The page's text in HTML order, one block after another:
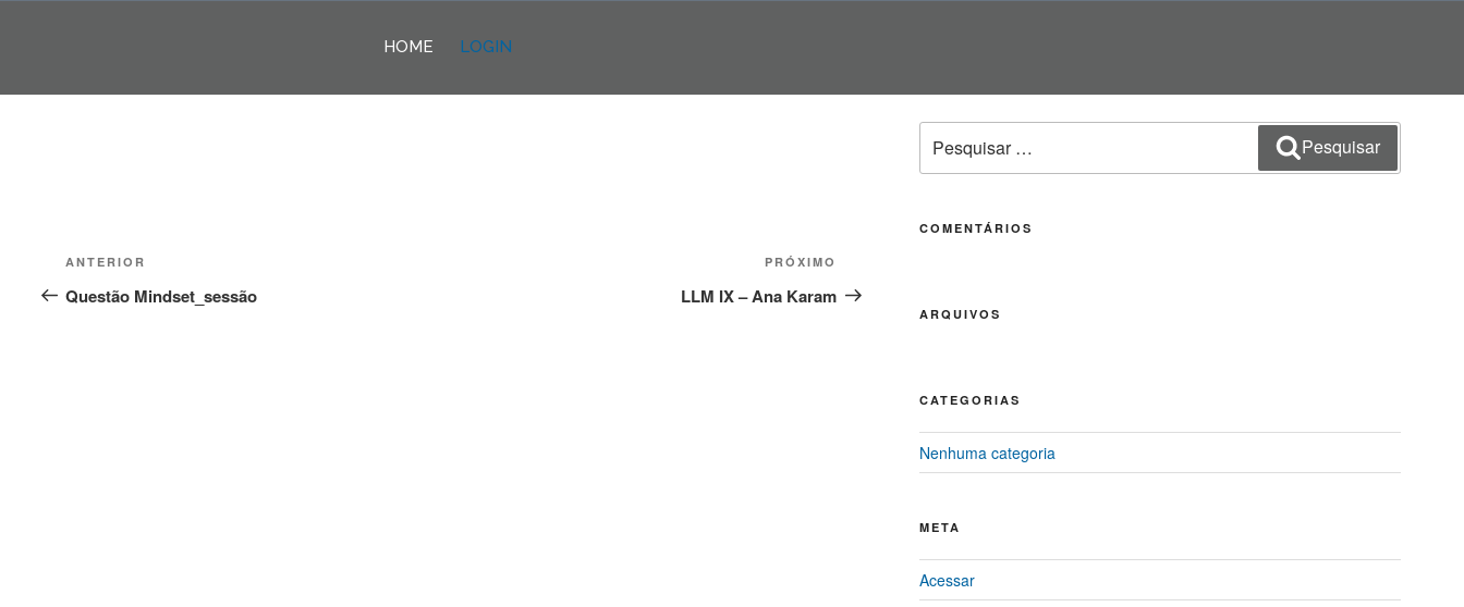
conteúdo
HOME LOGIN
Navegação
de
Post
anterior
ANTERIOR
Questão Mindset_sessão
post
PRÓXIMO
LLM IX – Ana Karam
por:
Pesquisar
COMENTÁRIOS
ARQUIVOS
CATEGORIAS
Nenhuma categoria
META
Acessar